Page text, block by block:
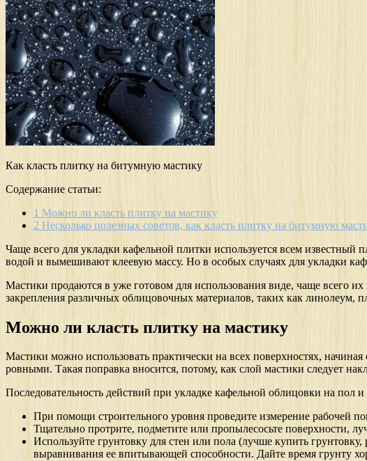
Как класть плитку на битумную мастику
Содержание статьи:
1 Можно ли класть плитку на мастику
2 Несколько полезных советов, как класть плитку на битумную
Чаще всего для укладки кафельной плитки используется всем известный
водой и вымешивают клеевую массу. Но в особых случаях для укладки
Мастики продаются в уже готовом для использования виде, чаще всего
закрепления различных облицовочных материалов, таких как
Можно ли класть плитку на мастику
Мастики можно использовать практически на всех поверхностях,
ровными. Такая поправка вносится, потому, как слой мастики следует
Последовательность действий при укладке кафельной облицовки на
При помощи строительного уровня проведите измерение рабочей
Тщательно протрите, подметите или пропылесосьте поверхности,
Используйте грунтовку для стен или пола (лучше купить
выравнивания ее впитывающей способности. Дайте время грунту